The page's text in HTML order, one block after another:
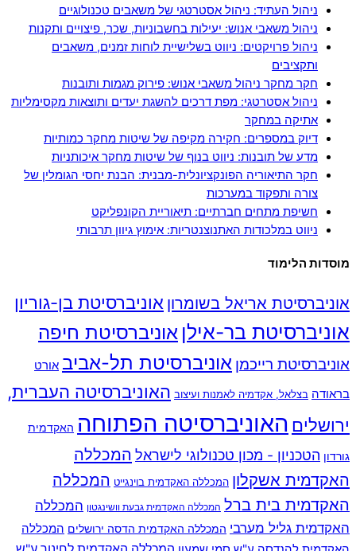
ניהול העתיד: ניהול אסטרטגי של משאבים טכנולוגיים
ניהול משאבי אנוש: יעילות בחשבוניות, שכר, פיצויים ותקנות
ניהול פרויקטים: ניווט בשלישיית לוחות זמנים, משאבים
ותקציבים
חקר מחקר ניהול משאבי אנוש: פירוק מגמות ותובנות
ניהול אסטרטגי: מפת דרכים להשגת יעדים ותוצאות מקסימליות
אתיקה במחקר
דיוק במספרים: חקירה מקיפה של שיטות מחקר כמותיות
מדע של תובנות: ניווט בנוף של שיטות מחקר איכותניות
חקר התיאוריה הפונקציונלית-מבנית: הבנת יחסי הגומלין של
צורה ותפקוד במערכות
חשיפת מתחים חברתיים: תיאוריית הקונפליקט
ניווט במלכודות האתנוצנטריות: אימוץ גיוון תרבותי
מוסדות הלימוד
אוניברסיטת אריאל בשומרון אוניברסיטת בן-גוריון
אוניברסיטת בר-אילן אוניברסיטת חיפה
אוניברסיטת רייכמן אוניברסיטת תל-אביב אורט
בראודה בצלאל, אקדמיה לאמנות ועיצוב האוניברסיטה העברית,
ירושלים האוניברסיטה הפתוחה האקדמית
גורדון הטכניון - מכון טכנולוגי לישראל המכללה
האקדמית אשקלון המכללה האקדמית בוינגייט המכללה
האקדמית בית ברל המכללה האקדמית גבעת וושינגטון המכללה
האקדמית גליל מערבי המכללה האקדמית הדסה ירושלים המכללה